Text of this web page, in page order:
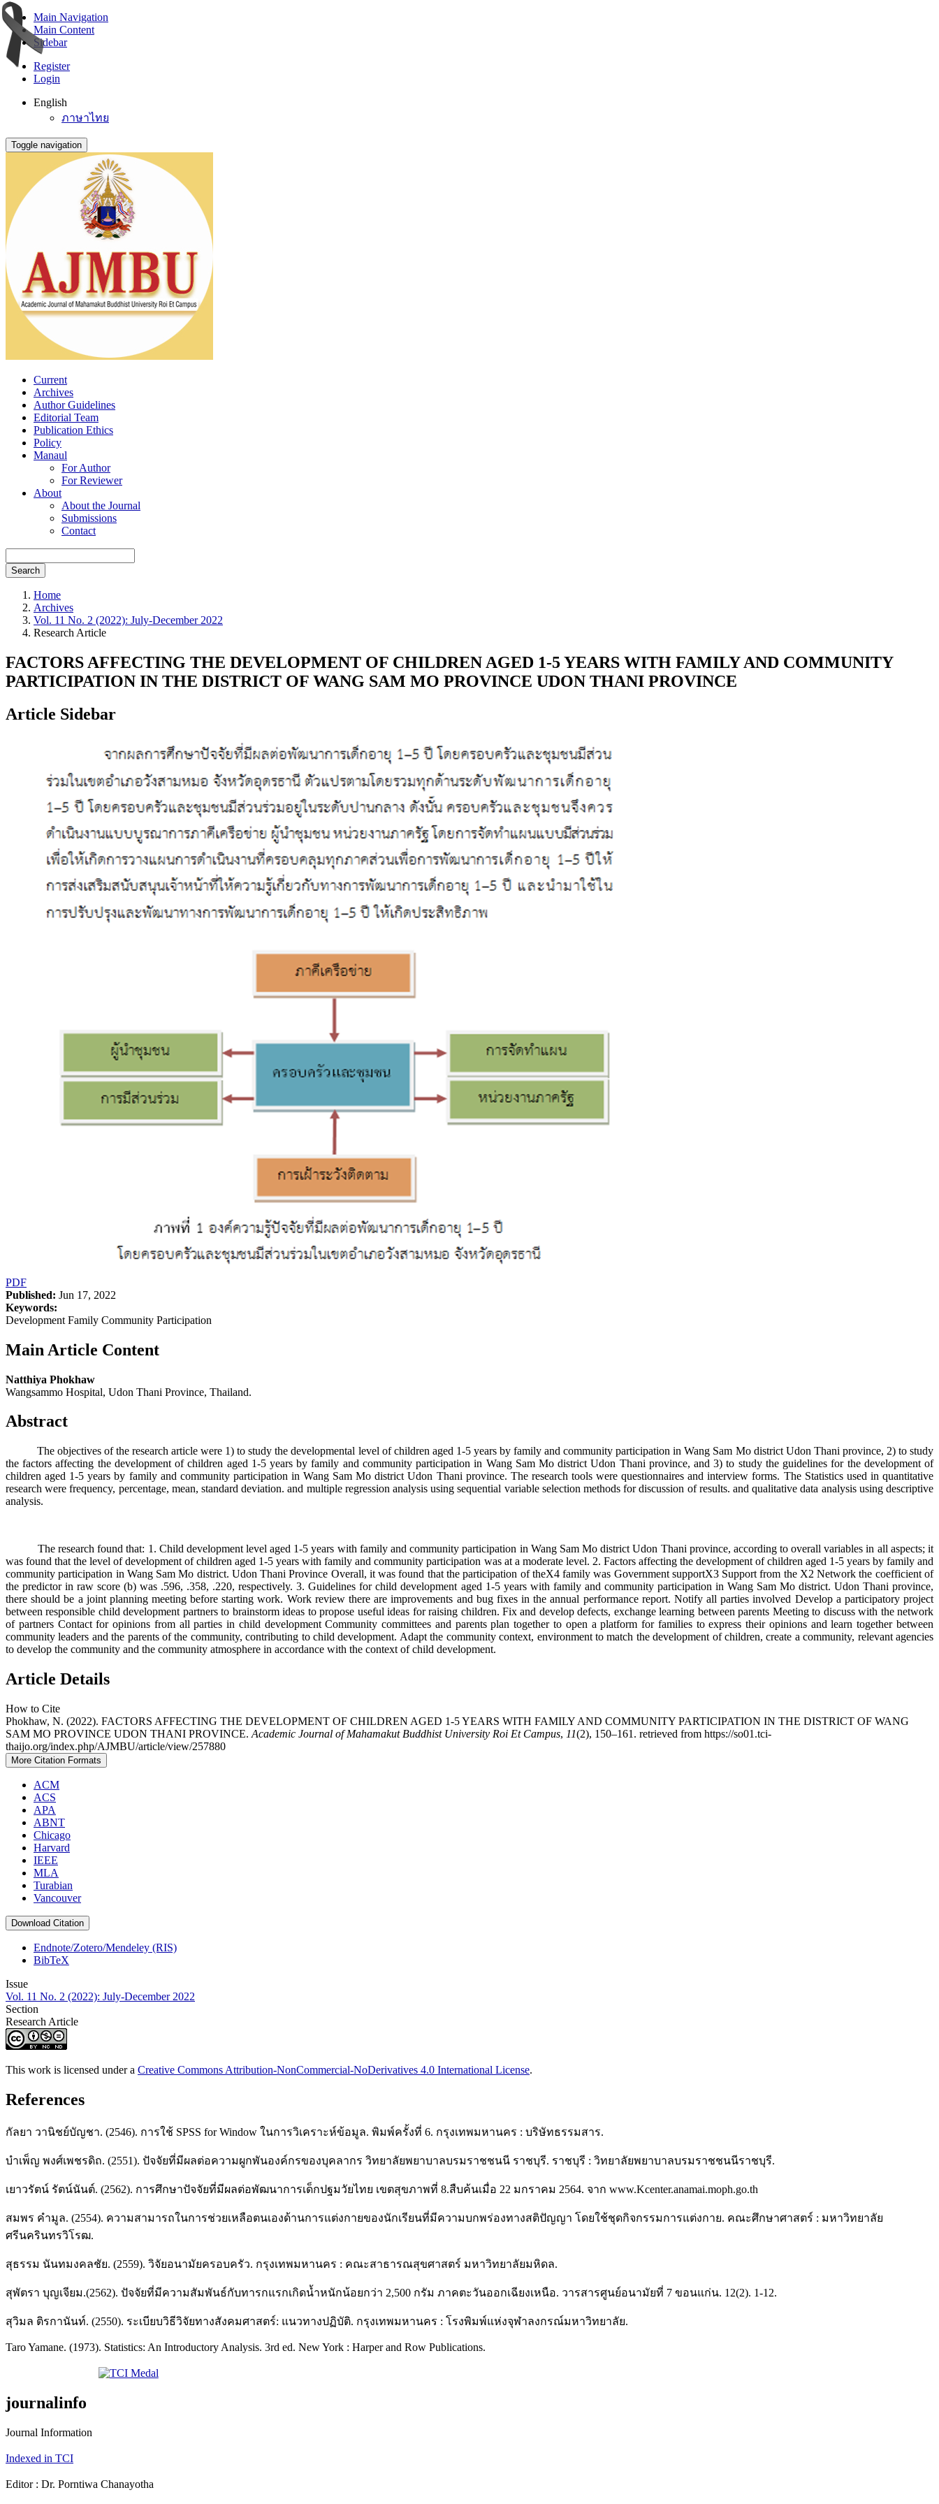
Main Navigation
Main Content
Sidebar
Register
Login
English
ภาษาไทย
Toggle navigation
Current
Archives
Author Guidelines
Editorial Team
Publication Ethics
Policy
Manaul
For Author
For Reviewer
About
About the Journal
Submissions
Contact
Search
Home
Archives
Vol. 11 No. 2 (2022): July-December 2022
Research Article
FACTORS AFFECTING THE DEVELOPMENT OF CHILDREN AGED 1-5 YEARS WITH FAMILY AND COMMUNITY
PARTICIPATION IN THE DISTRICT OF WANG SAM MO PROVINCE UDON THANI PROVINCE
Article Sidebar
PDF
Published: Jun 17, 2022
Keywords:
Development Family Community Participation
Main Article Content
Natthiya Phokhaw
Wangsammo Hospital, Udon Thani Province, Thailand.
Abstract
The objectives of the research article were 1) to study the developmental level of children aged 1-5 years by family and community participation in Wang Sam Mo district Udon Thani province, 2) to study
the factors affecting the development of children aged 1-5 years by family and community participation in Wang Sam Mo district Udon Thani province, and 3) to study the guidelines for the development of
children aged 1-5 years by family and community participation in Wang Sam Mo district Udon Thani province. The research tools were questionnaires and interview forms. The Statistics used in quantitative
research were frequency, percentage, mean, standard deviation. and multiple regression analysis using sequential variable selection methods for discussion of results. and qualitative data analysis using descriptive
analysis.
The research found that: 1. Child development level aged 1-5 years with family and community participation in Wang Sam Mo district Udon Thani province, according to overall variables in all aspects; it
was found that the level of development of children aged 1-5 years with family and community participation was at a moderate level. 2. Factors affecting the development of children aged 1-5 years by family and
community participation in Wang Sam Mo district. Udon Thani Province Overall, it was found that the participation of theX4 family was Government supportX3 Support from the X2 Network the coefficient of
the predictor in raw score (b) was .596, .358, .220, respectively. 3. Guidelines for child development aged 1-5 years with family and community participation in Wang Sam Mo district. Udon Thani province,
there should be a joint planning meeting before starting work. Work review there are improvements and bug fixes in the annual performance report. Notify all parties involved Develop a participatory project
between responsible child development partners to brainstorm ideas to propose useful ideas for raising children. Fix and develop defects, exchange learning between parents Meeting to discuss with the network
of partners Contact for opinions from all parties in child development Community committees and parents plan together to open a platform for families to express their opinions and learn together between
community leaders and the parents of the community, contributing to child development. Adapt the community context, environment to match the development of children, create a community, relevant agencies
to develop the community and the community atmosphere in accordance with the context of child development.
Article Details
How to Cite
Phokhaw, N. (2022). FACTORS AFFECTING THE DEVELOPMENT OF CHILDREN AGED 1-5 YEARS WITH FAMILY AND COMMUNITY PARTICIPATION IN THE DISTRICT OF WANG
SAM MO PROVINCE UDON THANI PROVINCE. Academic Journal of Mahamakut Buddhist University Roi Et Campus, 11(2), 150–161. retrieved from https://so01.tci-
thaijo.org/index.php/AJMBU/article/view/257880
More Citation Formats
ACM
ACS
APA
ABNT
Chicago
Harvard
IEEE
MLA
Turabian
Vancouver
Download Citation
Endnote/Zotero/Mendeley (RIS)
BibTeX
Issue
Vol. 11 No. 2 (2022): July-December 2022
Section
Research Article
This work is licensed under a Creative Commons Attribution-NonCommercial-NoDerivatives 4.0 International License.
References
กัลยา วานิชย์บัญชา. (2546). การใช้ SPSS for Window ในการวิเคราะห์ข้อมูล. พิมพ์ครั้งที่ 6. กรุงเทพมหานคร : บริษัทธรรมสาร.
บำเพ็ญ พงศ์เพชรดิถ. (2551). ปัจจัยที่มีผลต่อความผูกพันองค์กรของบุคลากร วิทยาลัยพยาบาลบรมราชชนนี ราชบุรี. ราชบุรี : วิทยาลัยพยาบาลบรมราชชนนีราชบุรี.
เยาวรัตน์ รัตน์นันต์. (2562). การศึกษาปัจจัยที่มีผลต่อพัฒนาการเด็กปฐมวัยไทย เขตสุขภาพที่ 8.สืบค้นเมื่อ 22 มกราคม 2564. จาก www.Kcenter.anamai.moph.go.th
สมพร คำมูล. (2554). ความสามารถในการช่วยเหลือตนเองด้านการแต่งกายของนักเรียนที่มีความบกพร่องทางสติปัญญา โดยใช้ชุดกิจกรรมการแต่งกาย. คณะศึกษาศาสตร์ : มหาวิทยาลัย
ศรีนครินทรวิโรฒ.
สุธรรม นันทมงคลชัย. (2559). วิจัยอนามัยครอบครัว. กรุงเทพมหานคร : คณะสาธารณสุขศาสตร์ มหาวิทยาลัยมหิดล.
สุพัตรา บุญเจียม.(2562). ปัจจัยที่มีความสัมพันธ์กับทารกแรกเกิดน้ำหนักน้อยกว่า 2,500 กรัม ภาคตะวันออกเฉียงเหนือ. วารสารศูนย์อนามัยที่ 7 ขอนแก่น. 12(2). 1-12.
สุวิมล ติรกานันท์. (2550). ระเบียบวิธีวิจัยทางสังคมศาสตร์: แนวทางปฏิบัติ. กรุงเทพมหานคร : โรงพิมพ์แห่งจุฬาลงกรณ์มหาวิทยาลัย.
Taro Yamane. (1973). Statistics: An Introductory Analysis. 3rd ed. New York : Harper and Row Publications.
journalinfo
Journal Information
Indexed in TCI
Editor : Dr. Porntiwa Chanayotha